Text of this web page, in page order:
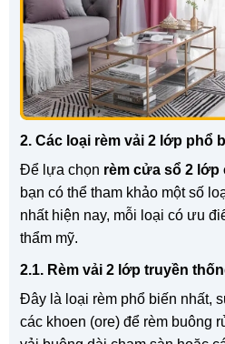
2. Các loại rèm vải 2 lớp phổ
Để lựa chọn rèm cửa sổ 2 lớp
bạn có thể tham khảo một số
nhất hiện nay, mỗi loại có ưu
thẩm mỹ.
2.1. Rèm vải 2 lớp truyền
Đây là loại rèm phổ biến nhất,
các khoen (ore) để rèm buông